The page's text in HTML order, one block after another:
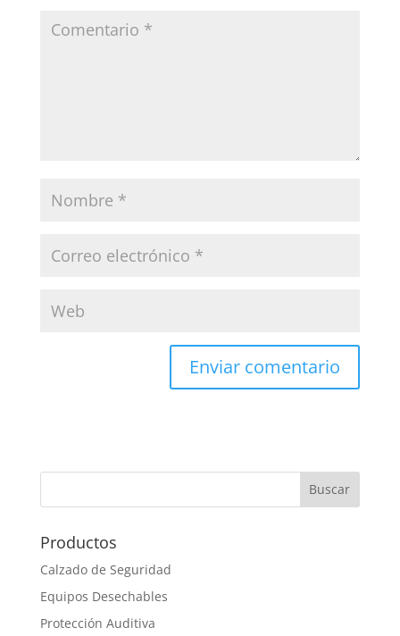
Productos
Calzado de Seguridad
Equipos Desechables
Protección Auditiva